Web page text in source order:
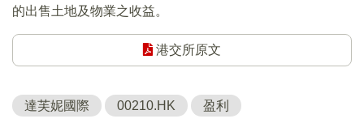
的出售土地及物業之收益。
港交所原文
達芙妮國際 00210.HK 盈利